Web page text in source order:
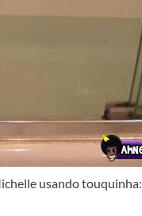
usando touquinha: